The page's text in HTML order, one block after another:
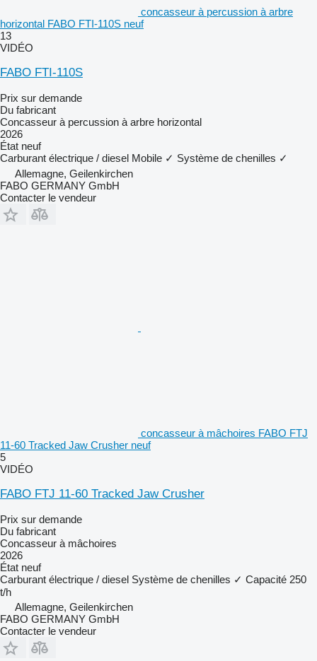
concasseur à percussion à arbre
horizontal FABO FTI-110S neuf
13
VIDÉO
FABO FTI-110S
Prix sur demande
Du fabricant
Concasseur à percussion à arbre horizontal
2026
État neuf
Carburant électrique / diesel Mobile ✓ Système de chenilles ✓
Allemagne, Geilenkirchen
FABO GERMANY GmbH
Contacter le vendeur
concasseur à mâchoires FABO FTJ
11-60 Tracked Jaw Crusher neuf
5
VIDÉO
FABO FTJ 11-60 Tracked Jaw Crusher
Prix sur demande
Du fabricant
Concasseur à mâchoires
2026
État neuf
Carburant électrique / diesel Système de chenilles ✓ Capacité 250
t/h
Allemagne, Geilenkirchen
FABO GERMANY GmbH
Contacter le vendeur